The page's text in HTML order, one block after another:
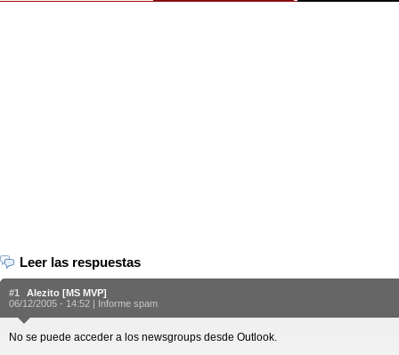
Leer las respuestas
#1
Alezito [MS MVP]
06/12/2005 - 14:52 | Informe spam
No se puede acceder a los newsgroups desde Outlook.